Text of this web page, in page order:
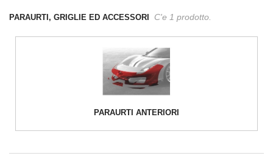
PARAURTI, GRIGLIE ED ACCESSORI C'e 1 prodotto.
PARAURTI ANTERIORI